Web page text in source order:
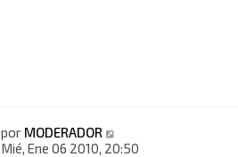
por MODERADOR
Mié, Ene 06 2010, 20:50